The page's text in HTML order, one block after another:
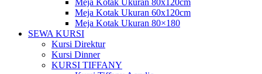
Meja Kotak Ukuran 80x120cm
Meja Kotak Ukuran 60x120cm
Meja Kotak Ukuran 80×180
SEWA KURSI
Kursi Direktur
Kursi Dinner
KURSI TIFFANY